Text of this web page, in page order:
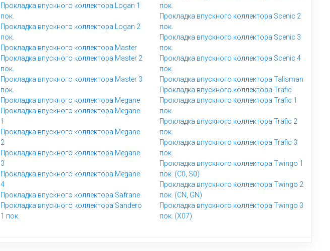
Прокладка впускного коллектора Logan 1
пок.
Прокладка впускного коллектора Logan 2
пок.
Прокладка впускного коллектора Master
Прокладка впускного коллектора Master 2
пок.
Прокладка впускного коллектора Master 3
пок.
Прокладка впускного коллектора Megane
Прокладка впускного коллектора Megane
1
Прокладка впускного коллектора Megane
2
Прокладка впускного коллектора Megane
3
Прокладка впускного коллектора Megane
4
Прокладка впускного коллектора Safrane
Прокладка впускного коллектора Sandero
1 пок.
пок.
Прокладка впускного коллектора Scenic 2
пок.
Прокладка впускного коллектора Scenic 3
пок.
Прокладка впускного коллектора Scenic 4
пок.
Прокладка впускного коллектора Talisman
Прокладка впускного коллектора Trafic
Прокладка впускного коллектора Trafic 1
пок.
Прокладка впускного коллектора Trafic 2
пок.
Прокладка впускного коллектора Trafic 3
пок.
Прокладка впускного коллектора Twingo 1
пок. (C0, S0)
Прокладка впускного коллектора Twingo 2
пок. (CN, GN)
Прокладка впускного коллектора Twingo 3
пок. (X07)